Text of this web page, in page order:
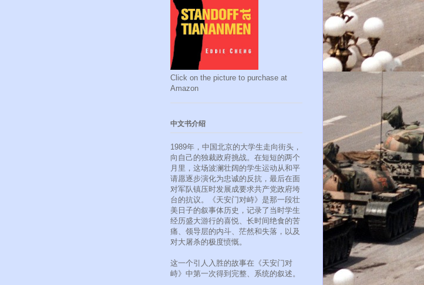
Click on the picture to purchase at
Amazon
中文书介绍
1989年，中国北京的大学生走向街头，
向自己的独裁政府挑战。在短短的两个
月里，这场波澜壮阔的学生运动从和平
请愿逐步演化为忠诚的反抗，最后在面
对军队镇压时发展成要求共产党政府垮
台的抗议。《天安门对峙》是那一段壮
美日子的叙事体历史，记录了当时学生
经历盛大游行的喜悦、长时间绝食的苦
痛、领导层的内斗、茫然和失落，以及
对大屠杀的极度愤慨。
这一个引人入胜的故事在《天安门对
峙》中第一次得到完整、系统的叙述。